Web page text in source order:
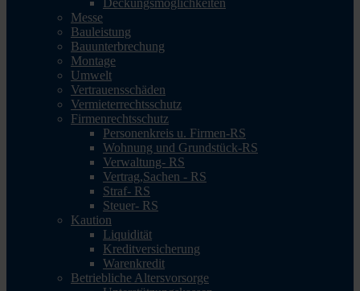
Deckungsmöglichkeiten
Messe
Bauleistung
Bauunterbrechung
Montage
Umwelt
Vertrauensschäden
Vermieterrechtsschutz
Firmenrechtsschutz
Personenkreis u. Firmen-RS
Wohnung und Grundstück-RS
Verwaltung- RS
Vertrag,Sachen - RS
Straf- RS
Steuer- RS
Kaution
Liquidität
Kreditversicherung
Warenkredit
Betriebliche Altersvorsorge